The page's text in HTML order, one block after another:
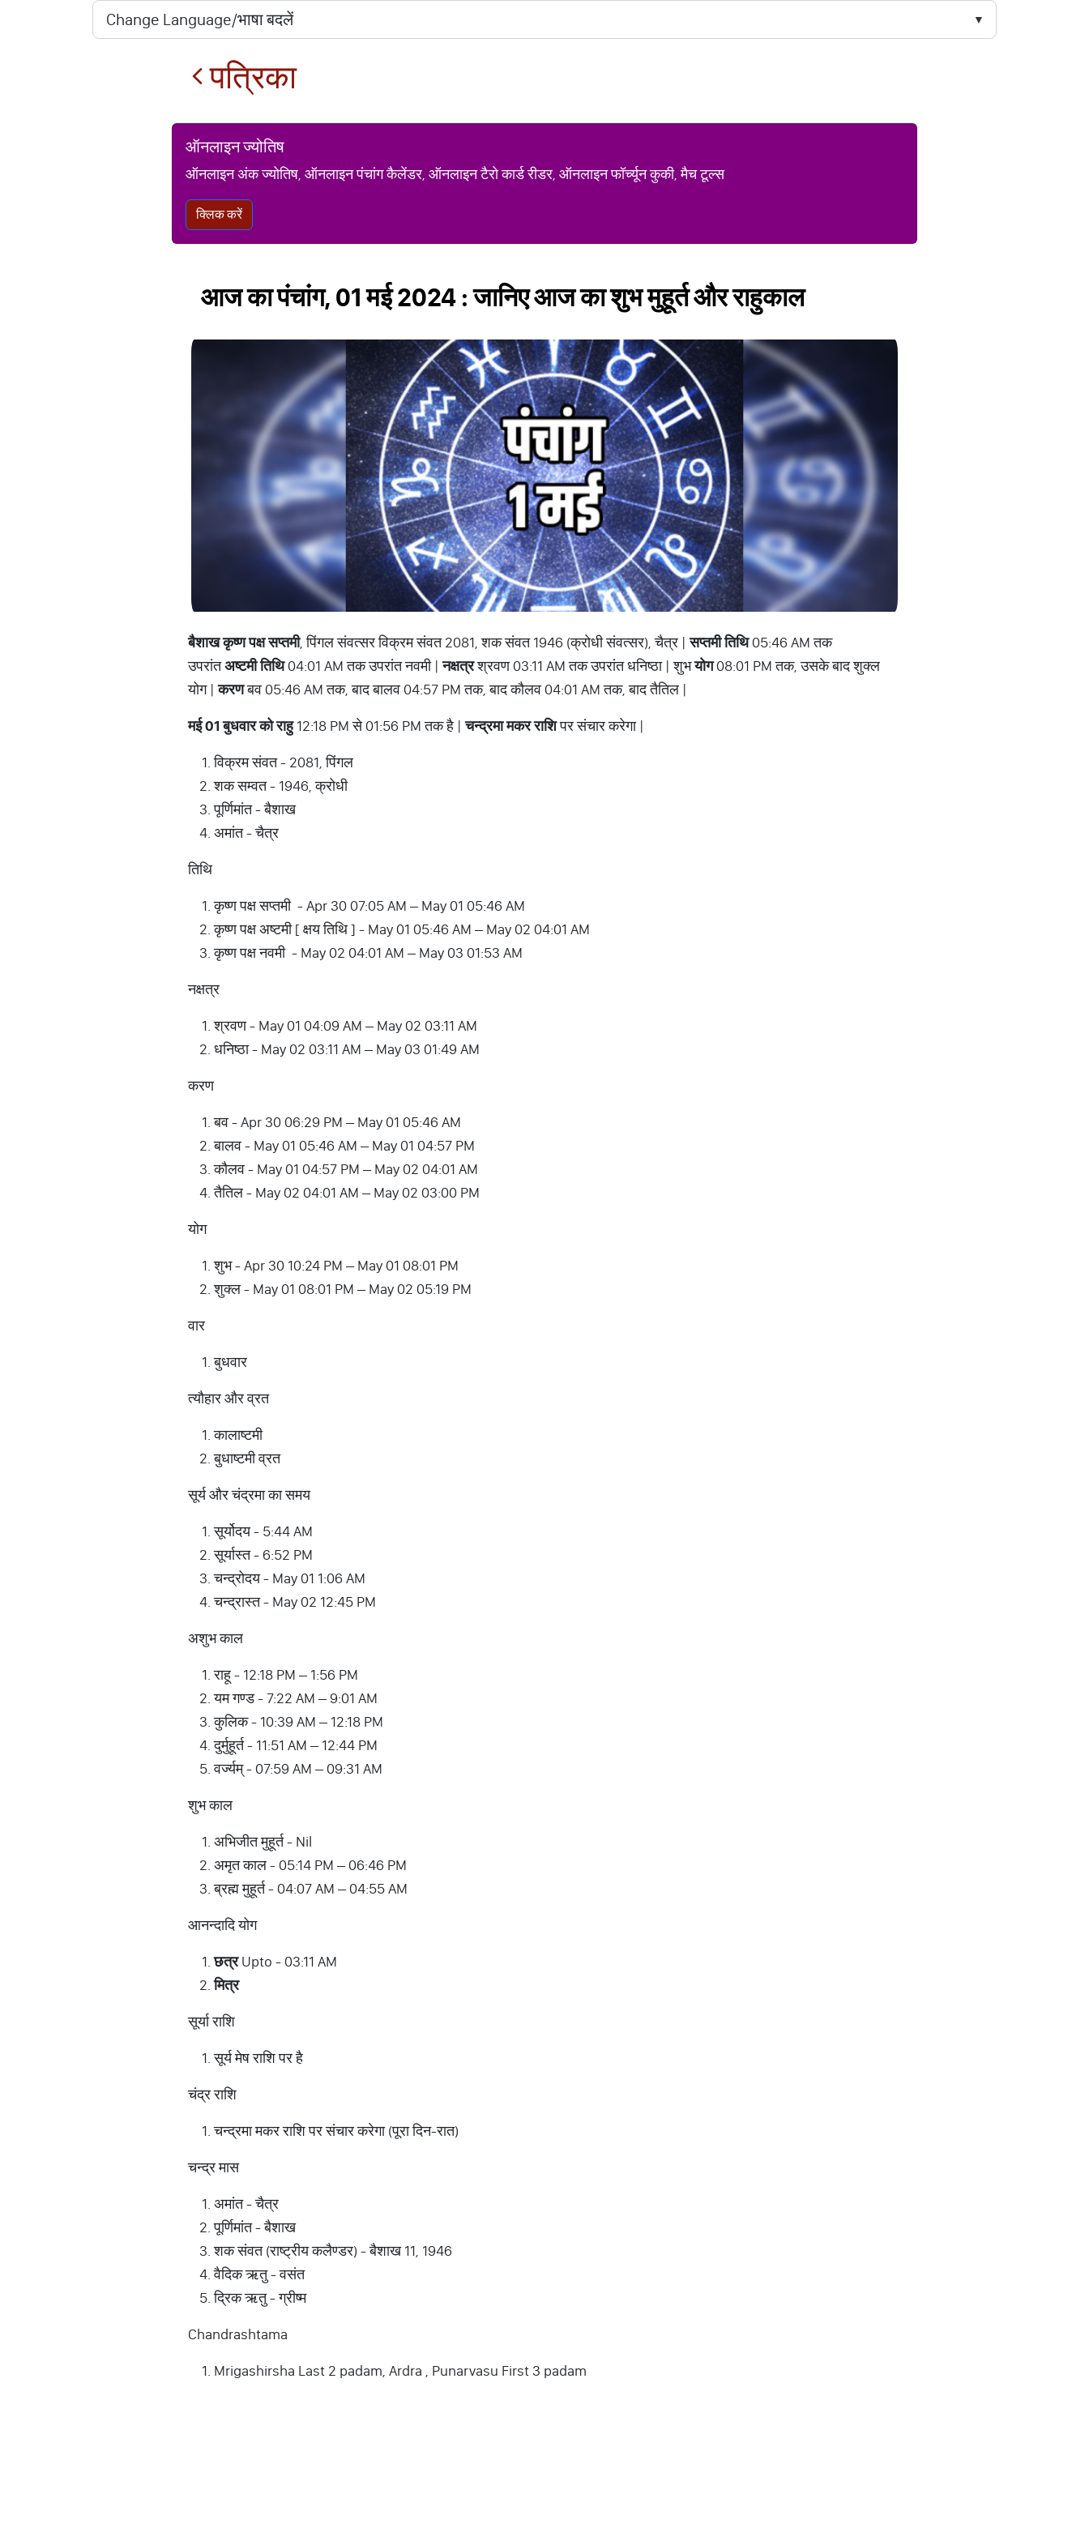
पत्रिका
ऑनलाइन ज्योतिष
ऑनलाइन अंक ज्योतिष, ऑनलाइन पंचांग कैलेंडर, ऑनलाइन टैरो कार्ड रीडर, ऑनलाइन फॉर्च्यून कुकी, मैच टूल्स
क्लिक करें
आज का पंचांग, 01 मई 2024 : जानिए आज का शुभ मुहूर्त और राहुकाल
बैशाख कृष्ण पक्ष सप्तमी, पिंगल संवत्सर विक्रम संवत 2081, शक संवत 1946 (क्रोधी संवत्सर), चैत्र |सप्तमी तिथि05:46 AM तक
उपरांतअष्टमी तिथि04:01 AM तक उपरांत नवमी |नक्षत्रश्रवण 03:11 AM तक उपरांत धनिष्ठा | शुभयोग08:01 PM तक, उसके बाद शुक्ल
योग |करणबव 05:46 AM तक, बाद बालव 04:57 PM तक, बाद कौलव 04:01 AM तक, बाद तैतिल |
मई 01 बुधवार को राहु12:18 PM से 01:56 PM तक है |चन्द्रमा मकर राशिपर संचार करेगा |
विक्रम संवत - 2081, पिंगल
शक सम्वत - 1946, क्रोधी
पूर्णिमांत - बैशाख
अमांत - चैत्र
तिथि
कृष्ण पक्ष सप्तमी - Apr 30 07:05 AM – May 01 05:46 AM
कृष्ण पक्ष अष्टमी [ क्षय तिथि ] - May 01 05:46 AM – May 02 04:01 AM
कृष्ण पक्ष नवमी - May 02 04:01 AM – May 03 01:53 AM
नक्षत्र
श्रवण - May 01 04:09 AM – May 02 03:11 AM
धनिष्ठा - May 02 03:11 AM – May 03 01:49 AM
करण
बव - Apr 30 06:29 PM – May 01 05:46 AM
बालव - May 01 05:46 AM – May 01 04:57 PM
कौलव - May 01 04:57 PM – May 02 04:01 AM
तैतिल - May 02 04:01 AM – May 02 03:00 PM
योग
शुभ - Apr 30 10:24 PM – May 01 08:01 PM
शुक्ल - May 01 08:01 PM – May 02 05:19 PM
वार
बुधवार
त्यौहार और व्रत
कालाष्टमी
बुधाष्टमी व्रत
सूर्य और चंद्रमा का समय
सूर्योदय - 5:44 AM
सूर्यास्त - 6:52 PM
चन्द्रोदय - May 01 1:06 AM
चन्द्रास्त - May 02 12:45 PM
अशुभ काल
राहू - 12:18 PM – 1:56 PM
यम गण्ड - 7:22 AM – 9:01 AM
कुलिक - 10:39 AM – 12:18 PM
दुर्मुहूर्त - 11:51 AM – 12:44 PM
वर्ज्यम् - 07:59 AM – 09:31 AM
शुभ काल
अभिजीत मुहूर्त - Nil
अमृत काल - 05:14 PM – 06:46 PM
ब्रह्म मुहूर्त - 04:07 AM – 04:55 AM
आनन्दादि योग
छत्रUpto - 03:11 AM
मित्र
सूर्या राशि
सूर्य मेष राशि पर है
चंद्र राशि
चन्द्रमा मकर राशि पर संचार करेगा (पूरा दिन-रात)
चन्द्र मास
अमांत - चैत्र
पूर्णिमांत - बैशाख
शक संवत (राष्ट्रीय कलैण्डर) - बैशाख 11, 1946
वैदिक ऋतु - वसंत
द्रिक ऋतु - ग्रीष्म
Chandrashtama
Mrigashirsha Last 2 padam, Ardra , Punarvasu First 3 padam